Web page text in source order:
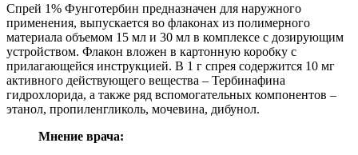
Спрей 1% Фунготербин предназначен для наружного
применения, выпускается во флаконах из полимерного
материала объемом 15 мл и 30 мл в комплексе с дозирующим
устройством. Флакон вложен в картонную коробку с
прилагающейся инструкцией. В 1 г спрея содержится 10 мг
активного действующего вещества – Тербинафина
гидрохлорида, а также ряд вспомогательных компонентов –
этанол, пропиленгликоль, мочевина, дибунол.
Мнение врача: